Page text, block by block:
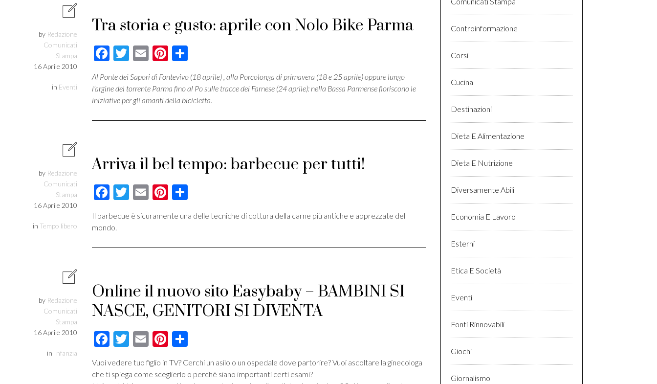
by Redazione
Comunicati
Stampa
16 Aprile 2010
in Eventi
Tra storia e gusto: aprile con Nolo Bike Parma
Facebook
Twitter
EmailPinterest
Condividi
Al Ponte dei Sapori di Fontevivo (18 aprile) , alla Porcolonga di primavera (18 e 25 aprile) oppure lungo
l’argine del torrente Parma fino al Po sulle tracce dei Farnese (24 aprile): nella Bassa Parmense fioriscono le
iniziative per gli amanti della bicicletta.
by Redazione
Comunicati
Stampa
16 Aprile 2010
in Tempo libero
Arriva il bel tempo: barbecue per tutti!
Facebook
Twitter
EmailPinterest
Condividi
Il barbecue è sicuramente una delle tecniche di cottura della carne più antiche e apprezzate del
mondo.
by Redazione
Comunicati
Stampa
16 Aprile 2010
in Infanzia
Online il nuovo sito Easybaby – BAMBINI SI
NASCE, GENITORI SI DIVENTA
Facebook
Twitter
EmailPinterest
Condividi
Vuoi vedere tuo figlio in TV? Cerchi un asilo o un ospedale dove partorire? Vuoi ascoltare la ginecologa
che ti spiega come sceglierlo o perché siano importanti certi esami?
Controinformazione
Corsi
Cucina
Destinazioni
Dieta E Alimentazione
Dieta E Nutrizione
Diversamente Abili
Economia E Lavoro
Esterni
Etica E Società
Eventi
Fonti Rinnovabili
Giochi
Giornalismo